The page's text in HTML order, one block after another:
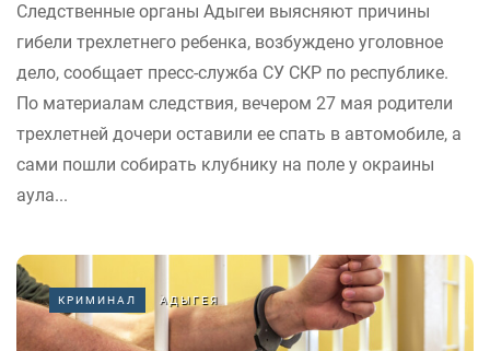
Следственные органы Адыгеи выясняют причины
гибели трехлетнего ребенка, возбуждено уголовное
дело, сообщает пресс-служба СУ СКР по республике.
По материалам следствия, вечером 27 мая родители
трехлетней дочери оставили ее спать в автомобиле, а
сами пошли собирать клубнику на поле у окраины
аула...
КРИМИНАЛ АДЫГЕЯ